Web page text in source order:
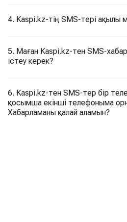
4. Kaspi.kz-тің SMS-тері ақылы
5. Маған Kaspi.kz-тен SMS-
істеу керек?
6. Kaspi.kz-тен SMS-тер бір
қосымша екінші телефоныма
Хабарламаны қалай аламын?